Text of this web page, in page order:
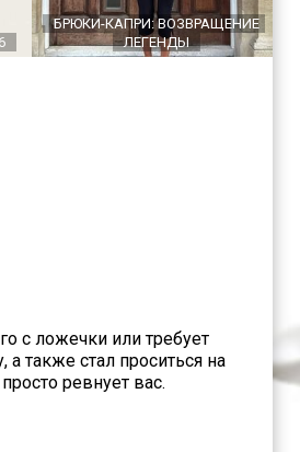
БРЮКИ-КАПРИ: ВОЗВРАЩЕНИЕ
ЛЕГЕНДЫ
с ложечки или требует
а также стал проситься на
ревнует вас.